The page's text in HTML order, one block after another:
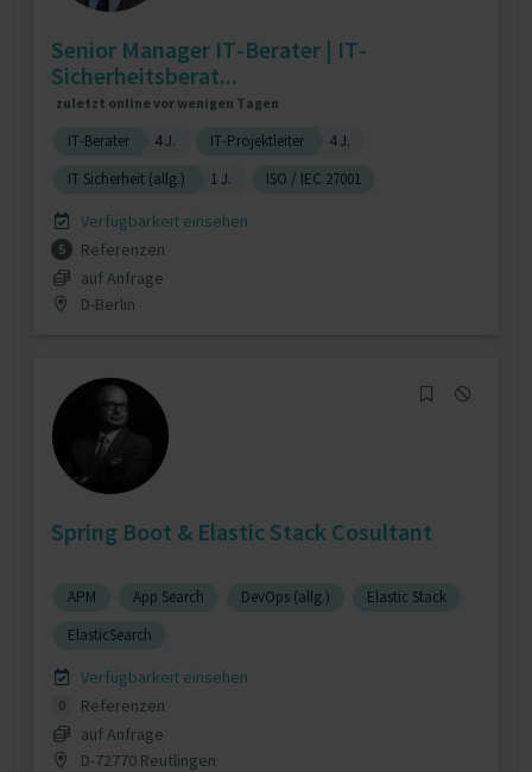
Senior Manager IT-Berater | IT-
Sicherheitsberat...
zuletzt online vor wenigen Tagen
IT-Berater 4 J. IT-Projektleiter
4 J.
IT Sicherheit (allg.)
1 J. ISO / IEC 27001
Verfügbarkeit einsehen
5
Referenzen
auf Anfrage
D-Berlin
Spring Boot & Elastic Stack Cosultant
APM App Search DevOps (allg.)
Elastic Stack
ElasticSearch
Verfügbarkeit einsehen
0
Referenzen
auf Anfrage
D-72770 Reutlingen